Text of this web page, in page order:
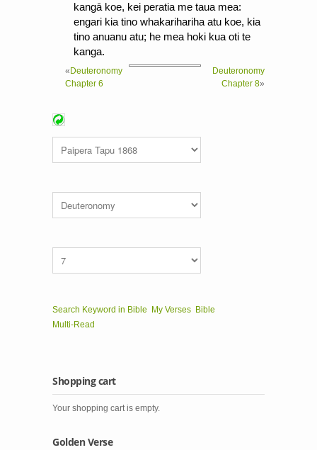
kangā koe, kei peratia me taua mea:
engari kia tino whakarihariha atu koe, kia
tino anuanu atu; he mea hoki kua oti te
kanga.
« Deuteronomy
Chapter 6
Deuteronomy
Chapter 8»
Search Keyword in Bible My Verses Bible
Multi-Read
Shopping cart
Your shopping cart is empty.
Golden Verse